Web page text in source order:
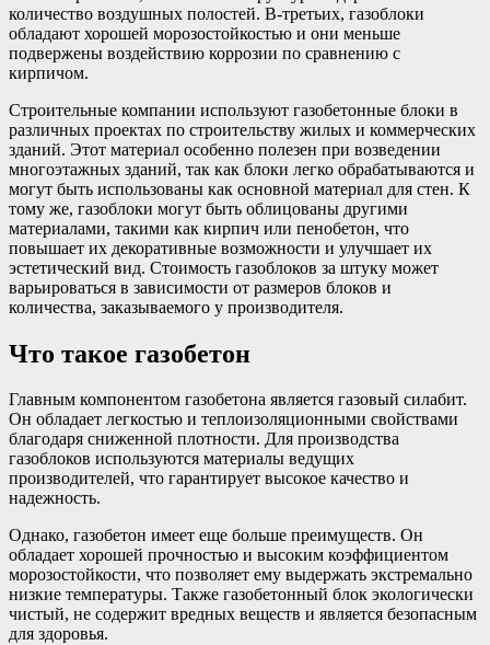
количество воздушных полостей. В-третьих, газоблоки
обладают хорошей морозостойкостью и они меньше
подвержены воздействию коррозии по сравнению с
кирпичом.
Строительные компании используют газобетонные блоки в
различных проектах по строительству жилых и коммерческих
зданий. Этот материал особенно полезен при возведении
многоэтажных зданий, так как блоки легко обрабатываются и
могут быть использованы как основной материал для стен. К
тому же, газоблоки могут быть облицованы другими
материалами, такими как кирпич или пенобетон, что
повышает их декоративные возможности и улучшает их
эстетический вид. Стоимость газоблоков за штуку может
варьироваться в зависимости от размеров блоков и
количества, заказываемого у производителя.
Что такое газобетон
Главным компонентом газобетона является газовый силабит.
Он обладает легкостью и теплоизоляционными свойствами
благодаря сниженной плотности. Для производства
газоблоков используются материалы ведущих
производителей, что гарантирует высокое качество и
надежность.
Однако, газобетон имеет еще больше преимуществ. Он
обладает хорошей прочностью и высоким коэффициентом
морозостойкости, что позволяет ему выдержать экстремально
низкие температуры. Также газобетонный блок экологически
чистый, не содержит вредных веществ и является безопасным
для здоровья.